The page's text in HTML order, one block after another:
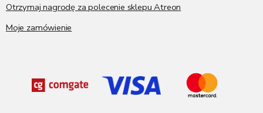
Otrzymaj nagrodę za polecenie sklepu Atreon
Moje zamówienie